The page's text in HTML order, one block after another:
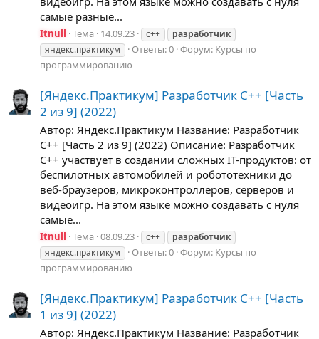
самые разные...
Itnull Тема 14.09.23 c++
разработчик
яндекс.практикум
Ответы: 0 Форум: Курсы по
программированию
[Яндекс.Практикум] Разработчик C++ [Часть
2 из 9] (2022)
Автор: Яндекс.Практикум Название: Разработчик
C++ [Часть 2 из 9] (2022) Описание: Разработчик
C++ участвует в создании сложных IT-продуктов: от
беспилотных автомобилей и робототехники до
веб-браузеров, микроконтроллеров, серверов и
видеоигр. На этом языке можно создавать с нуля
самые...
Itnull Тема 08.09.23 c++
разработчик
яндекс.практикум
Ответы: 0 Форум: Курсы по
программированию
[Яндекс.Практикум] Разработчик C++ [Часть
1 из 9] (2022)
Автор: Яндекс.Практикум Название: Разработчик